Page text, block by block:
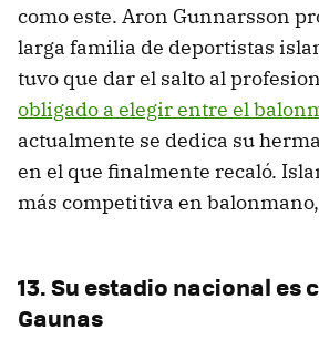
como este. Aron Gunnarsson
larga familia de deportistas
tuvo que dar el salto al
obligado a elegir entre el
actualmente se dedica su
en el que finalmente recaló.
más competitiva en
13. Su estadio nacional es
Gaunas